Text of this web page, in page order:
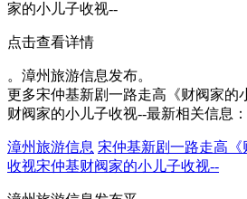
家的小儿子收视--
点击查看详情
。漳州旅游信息发布。
更多宋仲基新剧一路走高《财阀家的
财阀家的小儿子收视--最新相关信息：
漳州旅游信息 宋仲基新剧一路走高
收视宋仲基财阀家的小儿子收视--